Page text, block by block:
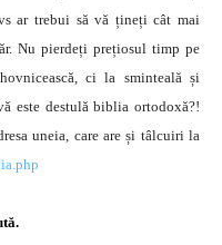
ar trebui să vă țineți cât mai
Nu pierdeți prețiosul timp pe
ci la sminteală și
este destulă biblia ortodoxă?!
uneia, care are și tâlcuiri la